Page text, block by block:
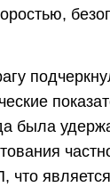
была
что